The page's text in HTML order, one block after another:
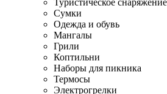
Туристическое снаряжение
Сумки
Одежда и обувь
Мангалы
Грили
Коптильни
Наборы для пикника
Термосы
Электрогрелки